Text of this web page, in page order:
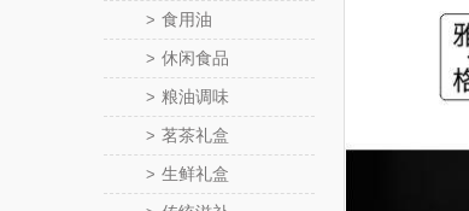
> 食用油
> 休闲食品
> 粮油调味
> 茗茶礼盒
> 生鲜礼盒